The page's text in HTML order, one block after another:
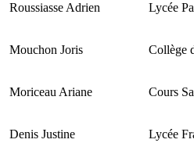
Roussiasse Adrien Lycée
Mouchon Joris Collège
Moriceau Ariane Cours
Denis Justine Lycée